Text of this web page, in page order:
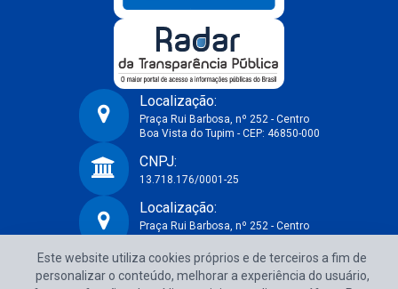
Prefeitura Municipal de Boa Vista do Tupim-BA
Localização:
Praça Rui Barbosa, nº 252 - Centro
Boa Vista do Tupim - CEP: 46850-000
CNPJ:
13.718.176/0001-25
Localização:
Praça Rui Barbosa, nº 252 - Centro
CNPJ:
13.718.176/0001-25
Este website utiliza cookies próprios e de terceiros a fim de
personalizar o conteúdo, melhorar a experiência do usuário,